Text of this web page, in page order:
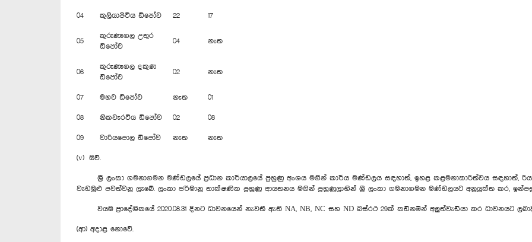
04 කුලියාපිටිය ඩිපෝව 22 17
05
කුරුණෑගල උතුර
‍ඩිපෝව
04 නැත
06
කුරුණෑගල දකුණ
ඩිපෝව
02 නැත
07 මහව ඩිපෝව නැත 01
08 නිකවැරටිය ඩිපෝව 02 08
09 වාරියපොල ඩිපෝව නැත නැත
(v) ඔව්.
ශ්‍රී ලංකා ගමනාගමන මණ්ඩලයේ ප්‍රධාන කාර්යාලයේ පුහුණු අංශය මගින් කාර්ය මණ්ඩලය සඳහාත්, ඉහළ කළමනාකාරිත්වය සඳහාත්,
වැඩමුළු පවත්වනු ලැබේ. ලංකා ජර්මානු තාක්ෂණික පුහුණු ආයතනය මගින් පුහුණුලාභින් ශ්‍රී ලංකා ගමනාගමන මණ්ඩලයට අනුයුක්ත කර,
වයඹ ප්‍රාදේශිකයේ 2020.08.31 දිනට ධාවනයෙන් නැවතී ඇති NA, NB, NC සහ ND බස්රථ 29ක් කඩිනමින් අලුත්වැඩියා කර ධාවනයට
(ආ) අදාළ නොවේ.